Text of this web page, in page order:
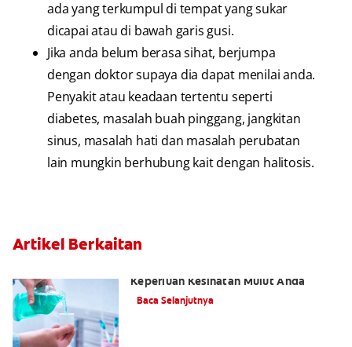
ada yang terkumpul di tempat yang sukar
dicapai atau di bawah garis gusi.
Jika anda belum berasa sihat, berjumpa
dengan doktor supaya dia dapat menilai anda.
Penyakit atau keadaan tertentu seperti
diabetes, masalah buah pinggang, jangkitan
sinus, masalah hati dan masalah perubatan
lain mungkin berhubung kait dengan halitosis.
Artikel Berkaitan
Keperluan Kesihatan Mulut Anda
Baca Selanjutnya